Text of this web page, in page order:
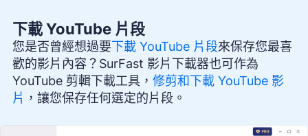
下載 YouTube 片段
您是否曾經想過要下載 YouTube 片段來保存您最喜
歡的影片內容？SurFast 影片下載器也可作為
YouTube 剪輯下載工具， 修剪和下載 YouTube 影
片 ，讓您保存任何選定的片段。